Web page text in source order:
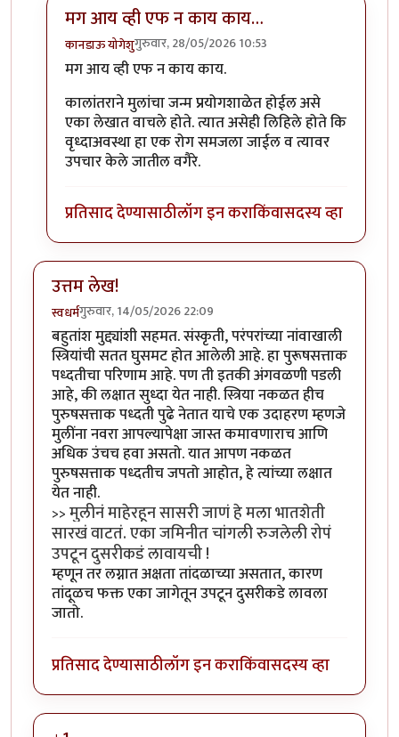
मग आय व्ही एफ न काय काय…
कानडाऊ योगेशुगुरुवार, 28/05/2026 10:53
In reply toविचारात टाकणारा लेख
मग आय व्ही एफ न काय काय.
कालांतराने मुलांचा जन्म प्रयोगशाळेत होईल असे
एका लेखात वाचले होते. त्यात असेही लिहिले होते कि
वृध्दाअवस्था हा एक रोग समजला जाईल व त्यावर
उपचार केले जातील वगैरे.
प्रतिसाद देण्यासाठीलॉग इन कराकिंवासदस्य व्हा
उत्तम लेख!
स्वधर्मगुरुवार, 14/05/2026 22:09
बहुतांश मुद्द्यांशी सहमत. संस्कृती, परंपरांच्या नांवाखाली
स्त्रियांची सतत घुसमट होत आलेली आहे. हा पुरूषसत्ताक
पध्दतीचा परिणाम आहे. पण ती इतकी अंगवळणी पडली
आहे, की लक्षात सुध्दा येत नाही. स्त्रिया नकळत हीच
पुरुषसत्ताक पध्दती पुढे नेतात याचे एक उदाहरण म्हणजे
मुलींना नवरा आपल्यापेक्षा जास्त कमावणाराच आणि
अधिक उंचच हवा असतो. यात आपण नकळत
पुरुषसत्ताक पध्दतीच जपतो आहोत, हे त्यांच्या लक्षात
येत नाही.
>>मुलीनं माहेरहून सासरी जाणं हे मला भातशेती
सारखं वाटतं. एका जमिनीत चांगली रुजलेली रोपं
उपटून दुसरीकडं लावायची !
म्हणून तर लग्नात अक्षता तांदळाच्या असतात, कारण
तांदूळच फक्त एका जागेतून उपटून दुसरीकडे लावला
जातो.
प्रतिसाद देण्यासाठीलॉग इन कराकिंवासदस्य व्हा